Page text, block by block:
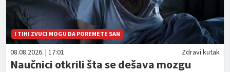
I TIHI ZVUCI MOGU DA POREMETE SAN
08.08.2026. | 17:01 Zdravi kutak
Naučnici otkrili šta se dešava mozgu